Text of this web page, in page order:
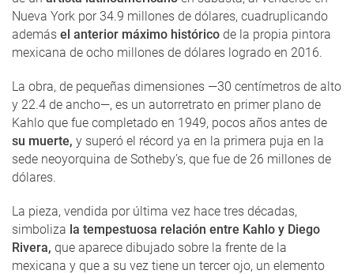
Nueva York por 34.9 millones de dólares, cuadruplicando
además el anterior máximo histórico de la propia pintora
mexicana de ocho millones de dólares logrado en 2016.
La obra, de pequeñas dimensiones —30 centímetros de alto
y 22.4 de ancho—, es un autorretrato en primer plano de
Kahlo que fue completado en 1949, pocos años antes de
su muerte, y superó el récord ya en la primera puja en la
sede neoyorquina de Sotheby’s, que fue de 26 millones de
dólares.
La pieza, vendida por última vez hace tres décadas,
simboliza la tempestuosa relación entre Kahlo y Diego
Rivera, que aparece dibujado sobre la frente de la
mexicana y que a su vez tiene un tercer ojo, un elemento